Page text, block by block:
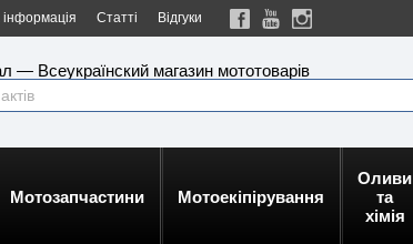
інформація Статті Відгуки
— Всеукраїнский магазин мототоварів
Мотозапчастини Мотоекіпірування
Оливи
та
хімія